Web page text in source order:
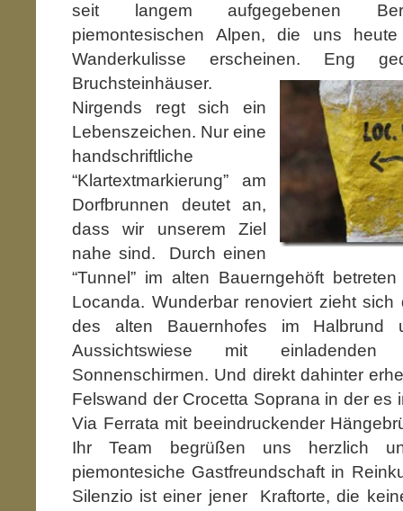
seit langem aufgegebenen
piemontesischen Alpen, die uns
Wanderkulisse erscheinen. Eng
Bruchsteinhäuser.
Nirgends regt sich ein
Lebenszeichen. Nur eine
handschriftliche
“Klartextmarkierung” am
Dorfbrunnen deutet an,
dass wir unserem Ziel
nahe sind. Durch einen
“Tunnel” im alten Bauerngehöft
Locanda. Wunderbar renoviert zieht sich
des alten Bauernhofes im Halbrund
Aussichtswiese mit einladenden
Sonnenschirmen. Und direkt dahinter
Felswand der Crocetta Soprana in der es
Via Ferrata mit beeindruckender
Ihr Team begrüßen uns herzlich
piemontesiche Gastfreundschaft in
Silenzio ist einer jener Kraftorte, die